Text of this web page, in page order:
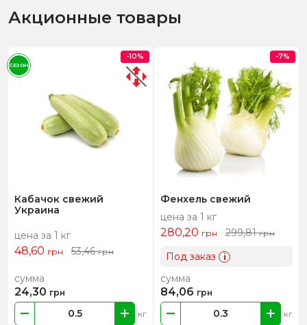
Акционные товары
Кабачок свежий
Украина
цена за 1 кг
48,60 грн 53,46грн
кг
сумма
24,30 грн
-10%
СЕЗОН
Фенхель свежий
цена за 1 кг
280,20 грн 299,81грн
Под заказ i
кг
сумма
84,06 грн
-7%